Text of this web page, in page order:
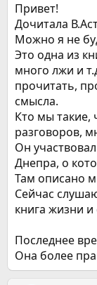
Привет!
Дочитала
Можно я не
Это одна из
много лжи и
прочитать,
смысла.
Кто мы такие,
разговоров,
Он
Днепра, о
Там описано
Сейчас
книга жизни
Последнее
Она более